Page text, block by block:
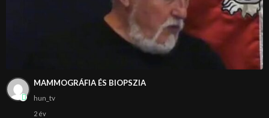
MAMMOGRÁFIA ÉS BIOPSZIA
hun_tv
2 év